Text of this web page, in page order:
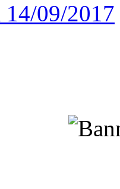
14/09/2017